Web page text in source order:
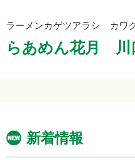
ラーメンカゲツアラシ カワ
らあめん花月 川
新着情報